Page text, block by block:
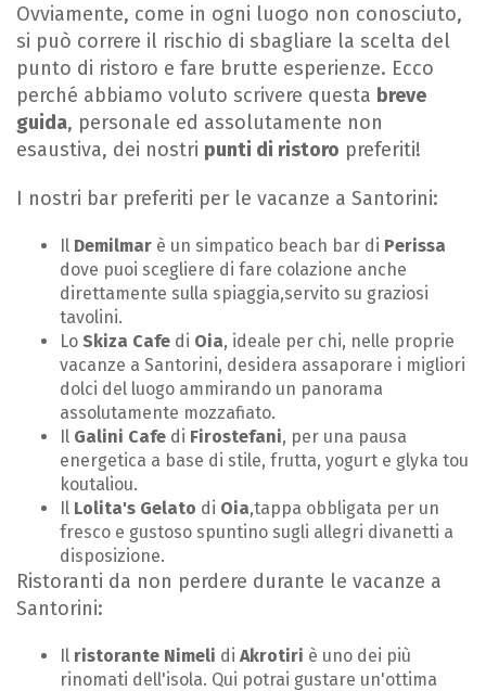
Ovviamente, come in ogni luogo non conosciuto,
si può correre il rischio di sbagliare la scelta del
punto di ristoro e fare brutte esperienze. Ecco
perché abbiamo voluto scrivere questa breve
guida, personale ed assolutamente non
esaustiva, dei nostri punti di ristoro preferiti!
I nostri bar preferiti per le vacanze a Santorini:
Il Demilmar è un simpatico beach bar di Perissa
dove puoi scegliere di fare colazione anche
direttamente sulla spiaggia,servito su graziosi
tavolini.
Lo Skiza Cafe di Oia, ideale per chi, nelle proprie
vacanze a Santorini, desidera assaporare i migliori
dolci del luogo ammirando un panorama
assolutamente mozzafiato.
Il Galini Cafe di Firostefani, per una pausa
energetica a base di stile, frutta, yogurt e glyka tou
koutaliou.
Il Lolita's Gelato di Oia,tappa obbligata per un
fresco e gustoso spuntino sugli allegri divanetti a
disposizione.
Ristoranti da non perdere durante le vacanze a
Santorini:
Il ristorante Nimeli di Akrotiri è uno dei più
rinomati dell'isola. Qui potrai gustare un'ottima